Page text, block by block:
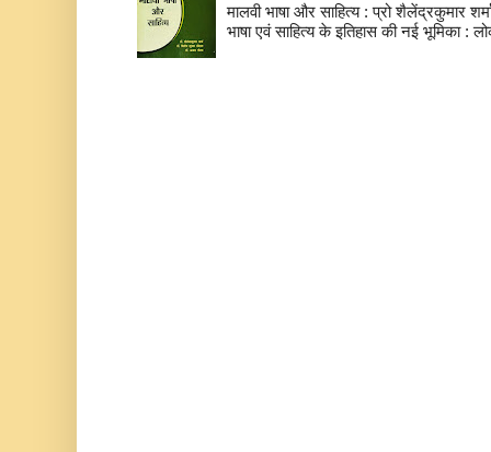
मालवी भाषा और साहित्य : प्रो शैलेंद्रकुमार
भाषा एवं साहित्य के इतिहास की नई भूमिका :